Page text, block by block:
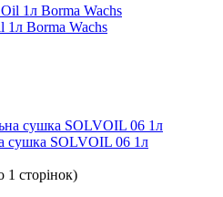
1л Borma Wachs
сушка SOLVOIL 06 1л
1 сторінок)